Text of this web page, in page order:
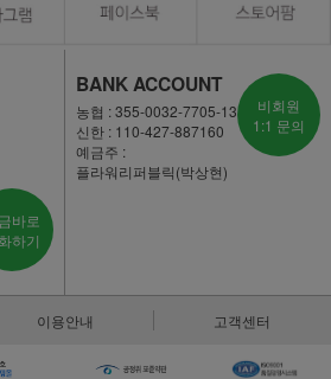
바로
하기
BANK ACCOUNT
농협 : 355-0032-7705-13
신한 : 110-427-887160
예금주 :
플라워리퍼블릭(박상현)
비회원
1:1 문의
이용안내 고객센터